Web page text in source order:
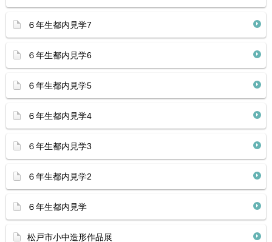
６年生都内見学7
６年生都内見学6
６年生都内見学5
６年生都内見学4
６年生都内見学3
６年生都内見学2
６年生都内見学
松戸市小中造形作品展